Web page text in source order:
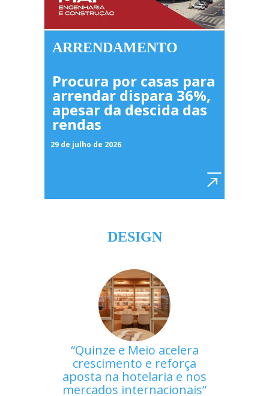
ARRENDAMENTO
Procura por casas para
arrendar dispara 36%,
apesar da descida das
rendas
29 de julho de 2026
DESIGN
Quinze e Meio acelera
crescimento e reforça
aposta na hotelaria e nos
mercados internacionais